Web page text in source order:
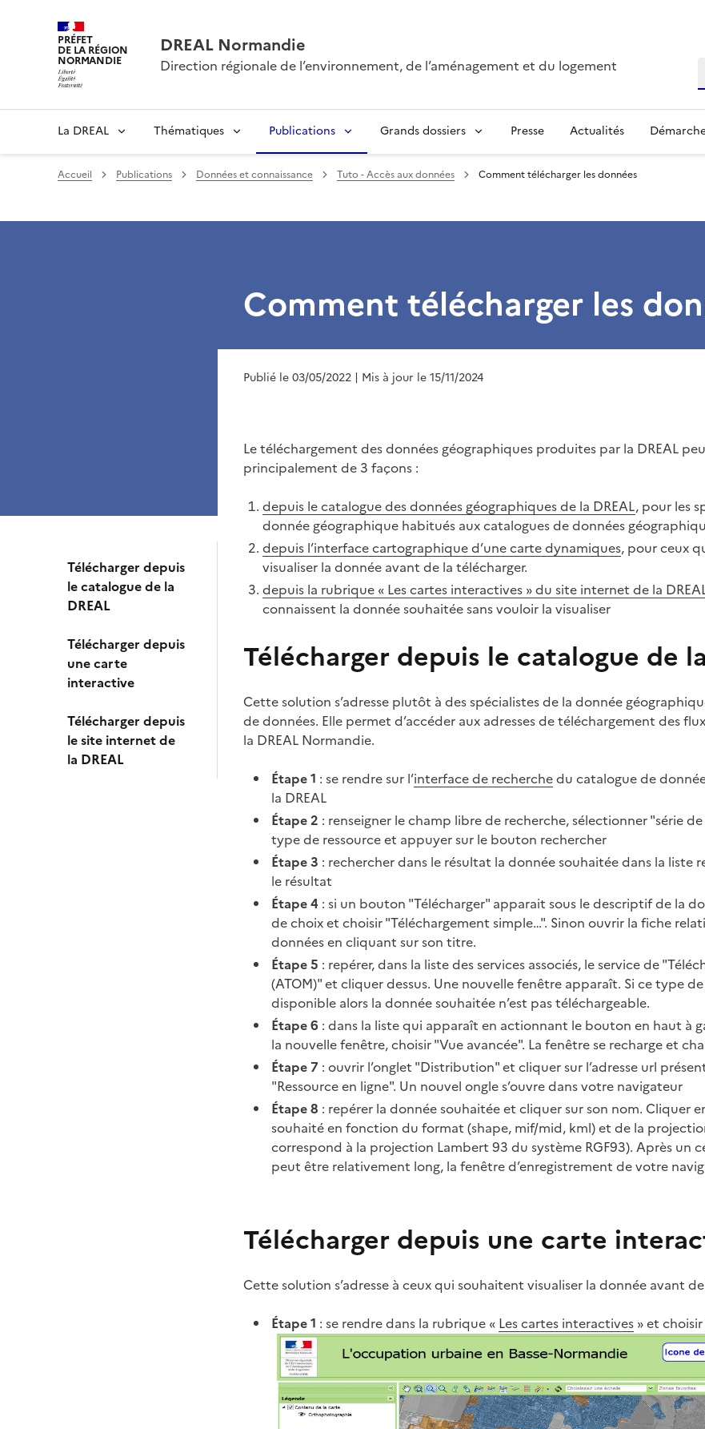
PRÉFET
DE LA RÉGION
NORMANDIE
DREAL Normandie
Direction régionale de l’environnement, de l’aménagement et du logement
La DREAL Thématiques Publications Grands dossiers Presse Actualités
Accueil Publications Données et connaissance Tuto - Accès aux données Comment télécharger les données
Télécharger depuis
le catalogue de la
DREAL
Télécharger depuis
une carte
interactive
Télécharger depuis
le site internet de
la DREAL
Comment télécharger les
Publié le 03/05/2022 | Mis à jour le 15/11/2024
Le téléchargement des données géographiques produites par la DREAL
principalement de 3 façons :
depuis le catalogue des données géographiques de la DREAL, pour les
donnée géographique habitués aux catalogues de données
depuis l’interface cartographique d’une carte dynamiques, pour ceux
visualiser la donnée avant de la télécharger.
depuis la rubrique « Les cartes interactives » du site internet de la
connaissent la donnée souhaitée sans vouloir la visualiser
Télécharger depuis le catalogue de
Cette solution s’adresse plutôt à des spécialistes de la donnée
de données. Elle permet d’accéder aux adresses de téléchargement des
la DREAL Normandie.
Étape 1 : se rendre sur l’interface de recherchedu catalogue de
la DREAL
Étape 2 : renseigner le champ libre de recherche, sélectionner "série
type de ressource et appuyer sur le bouton rechercher
Étape 3 : rechercher dans le résultat la donnée souhaitée dans la liste
le résultat
Étape 4 : si un bouton "Télécharger" apparait sous le descriptif de la
de choix et choisir "Téléchargement simple…". Sinon ouvrir la fiche
données en cliquant sur son titre.
Étape 5 : repérer, dans la liste des services associés, le service de
(ATOM)" et cliquer dessus. Une nouvelle fenêtre apparaît. Si ce type de
disponible alors la donnée souhaitée n’est pas téléchargeable.
Étape 6 : dans la liste qui apparaît en actionnant le bouton en haut à
la nouvelle fenêtre, choisir "Vue avancée". La fenêtre se recharge et
Étape 7 : ouvrir l’onglet "Distribution" et cliquer sur l’adresse url
"Ressource en ligne". Un nouvel ongle s’ouvre dans votre navigateur
Étape 8 : repérer la donnée souhaitée et cliquer sur son nom. Cliquer
souhaité en fonction du format (shape, mif/mid, kml) et de la
correspond à la projection Lambert 93 du système RGF93). Après un
peut être relativement long, la fenêtre d’enregistrement de votre
Télécharger depuis une carte
Cette solution s’adresse à ceux qui souhaitent visualiser la donnée avant
Étape 1 : se rendre dans la rubrique « Les cartes interactives » et